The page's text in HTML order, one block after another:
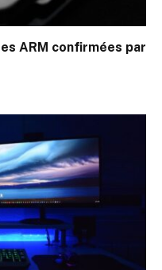
ARM confirmées par